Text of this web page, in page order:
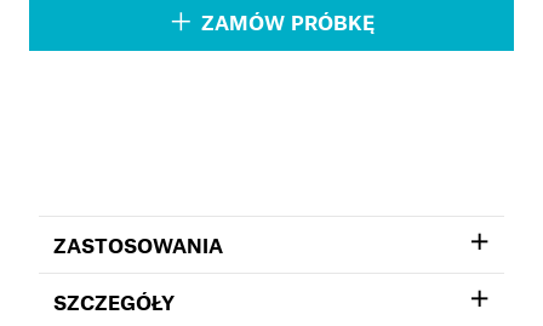
ZAMÓW PRÓBKĘ
ZASTOSOWANIA
SZCZEGÓŁY